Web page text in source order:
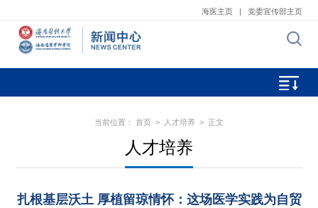
海医主页 | 党委宣传部主页
当前位置： 首页 > 人才培养 > 正文
人才培养
扎根基层沃土 厚植留琼情怀：这场医学实践为自贸